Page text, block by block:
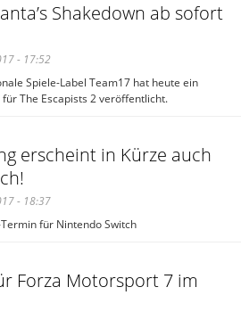
Shakedown ab sofort
- 17:52
Spiele-Label Team17 hat heute ein
The Escapists 2 veröffentlicht.
erscheint in Kürze auch
- 18:37
für Nintendo Switch
Forza Motorsport 7 im